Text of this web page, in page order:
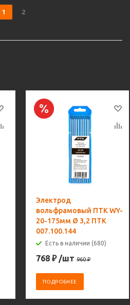
1 2
Электрод
вольфрамовый ПТК WY-
20-175мм Ø 3,2 ПТК
007.100.144
Есть в наличии (680)
768 ₽ /шт 960₽
ПОДРОБНЕЕ